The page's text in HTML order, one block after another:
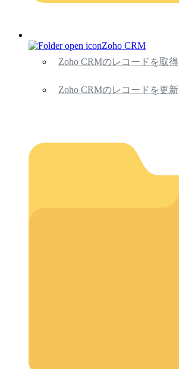
Zoho CRM
Zoho CRMのレコードを取得
Zoho CRMのレコードを更新